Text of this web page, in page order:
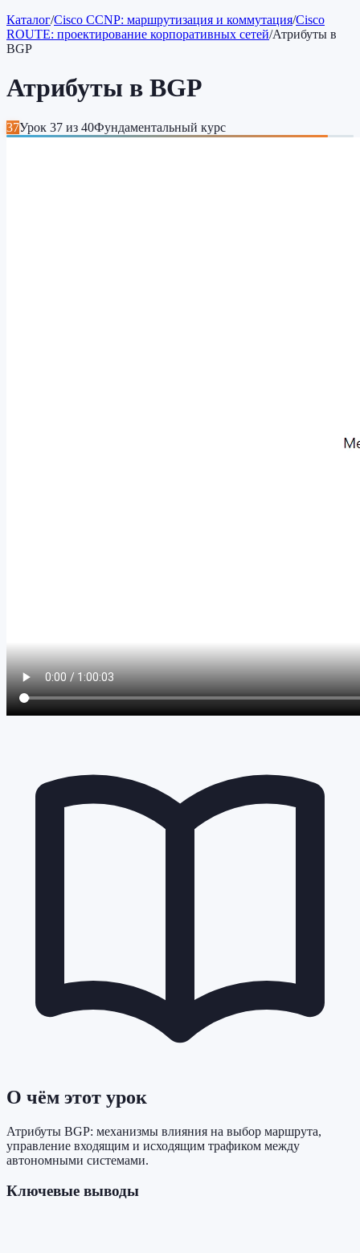
Каталог/Cisco CCNP: маршрутизация и коммутация/Cisco
ROUTE: проектирование корпоративных сетей/Атрибуты в
BGP
Атрибуты в BGP
37Урок 37 из 40Фундаментальный курс
О чём этот урок
Атрибуты BGP: механизмы влияния на выбор маршрута,
управление входящим и исходящим трафиком между
автономными системами.
Ключевые выводы